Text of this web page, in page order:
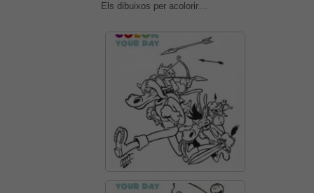
Els dibuixos per acolorir…